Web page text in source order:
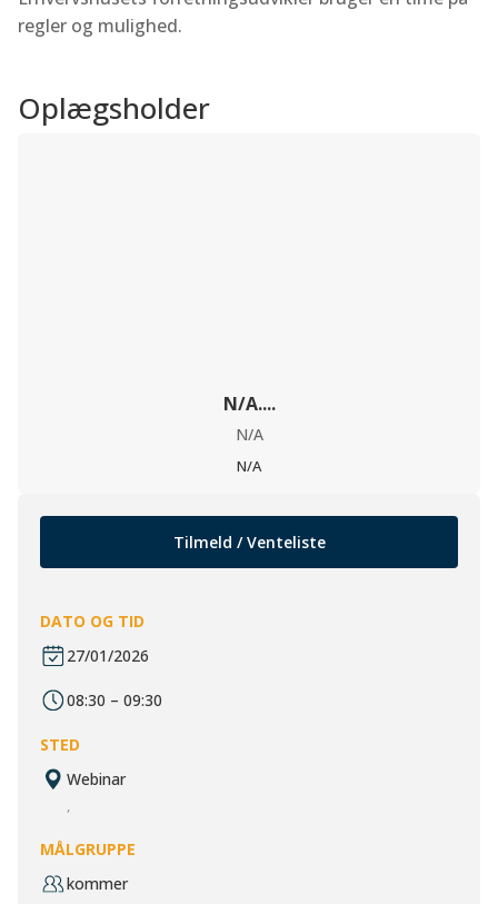
regler og mulighed.
Oplægsholder
N/A....
N/A
N/A
Tilmeld / Venteliste
DATO OG TID
27/01/2026
08:30 – 09:30
STED
Webinar
,
MÅLGRUPPE
kommer